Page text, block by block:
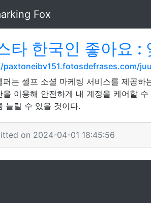
Fox
타 한국인 좋아요 :
퍼는 셀프 소셜 마케팅 서비스를 제공
을 이용해 안전하게 내 계정을 케어할
늘릴 수 있을 것이다.
on 2024-04-01 18:45:56